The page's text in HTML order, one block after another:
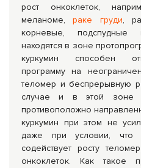
рост онкоклеток,
меланоме,раке груди,
корневые, подспудные
находятся в зоне
куркумин способен
программу на
теломер и беспрерывную
случае и в этой зоне
противоположно
куркумин при этом не
даже при условии, что
содействует росту
онкоклеток. Как такое